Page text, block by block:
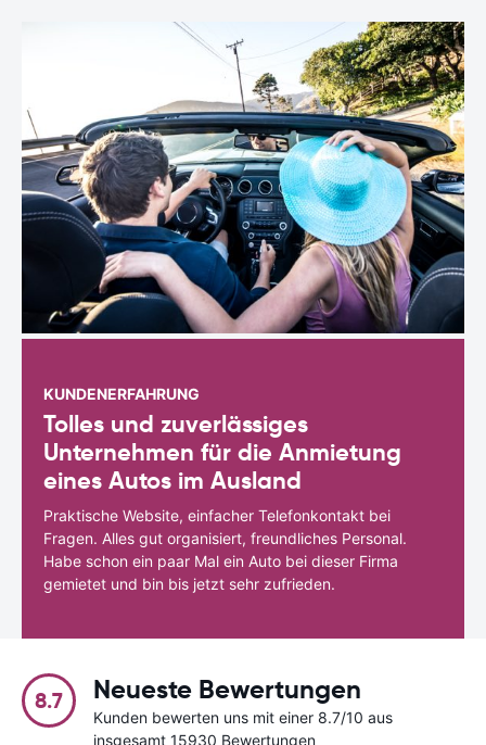
KUNDENERFAHRUNG
Tolles und zuverlässiges
Unternehmen für die Anmietung
eines Autos im Ausland
Praktische Website, einfacher Telefonkontakt bei
Fragen. Alles gut organisiert, freundliches Personal.
Habe schon ein paar Mal ein Auto bei dieser Firma
gemietet und bin bis jetzt sehr zufrieden.
8.7 Neueste Bewertungen
Kunden bewerten uns mit einer 8.7/10 aus
insgesamt 15930 Bewertungen